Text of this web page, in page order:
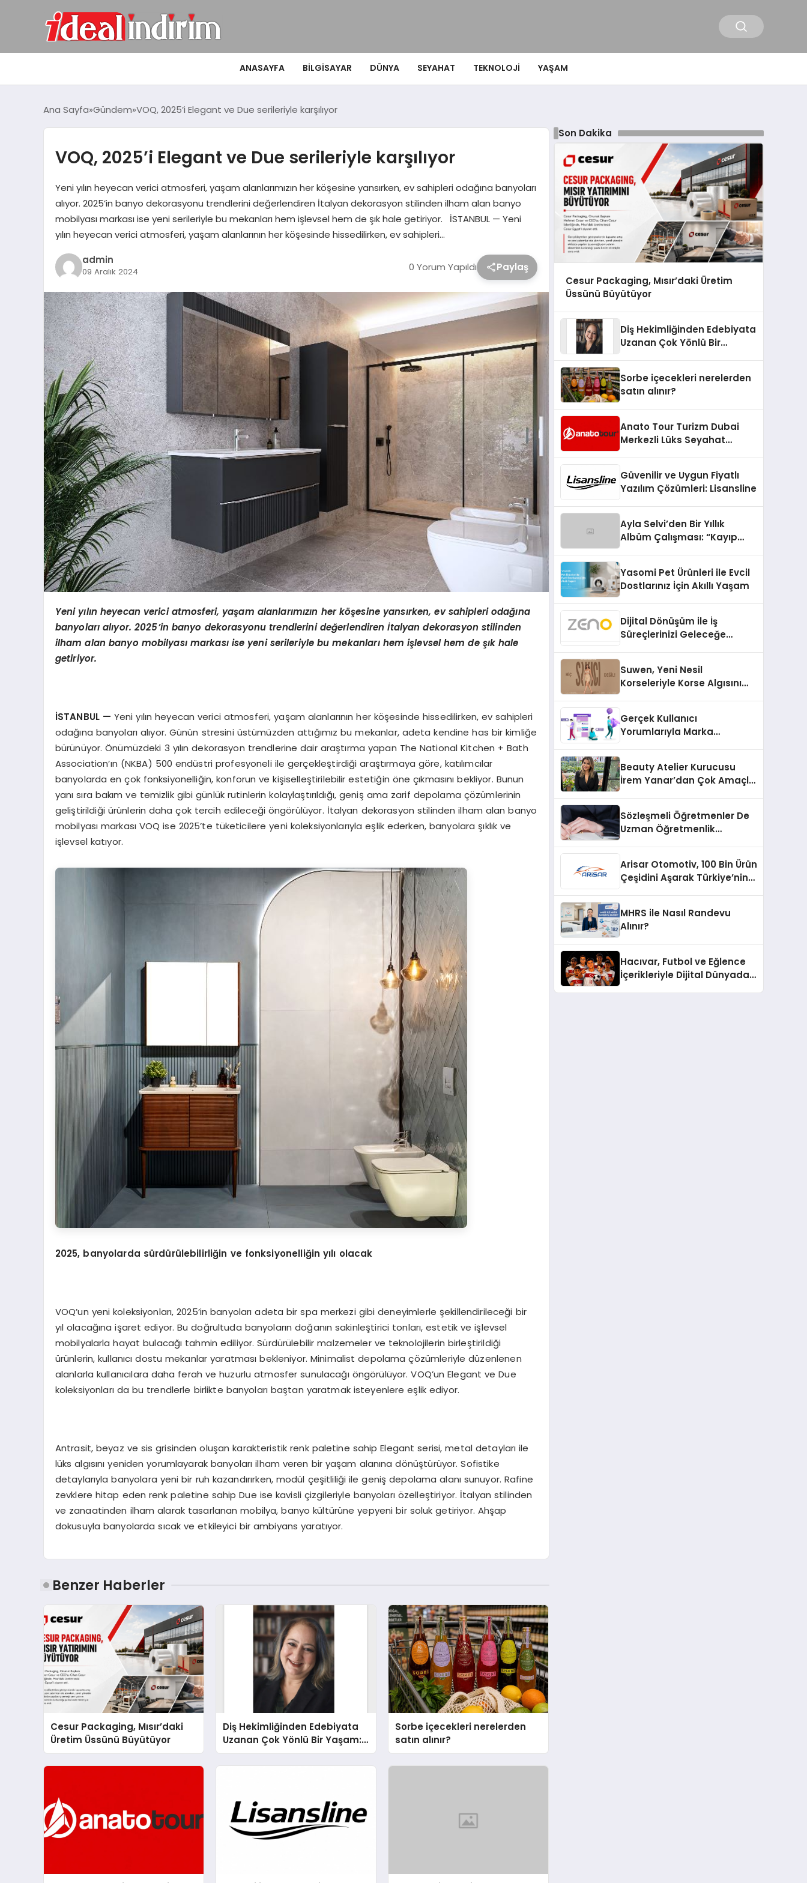
ANASAYFA BILGISAYAR DÜNYA SEYAHAT TEKNOLOJI YAŞAM
Ana Sayfa Gündem VOQ, 2025’i Elegant ve Due serileriyle karşılıyor
VOQ, 2025’i Elegant ve Due serileriyle karşılıyor
Yeni yılın heyecan verici atmosferi, yaşam alanlarımızın her köşesine yansırken, ev sahipleri odağına banyoları
alıyor. 2025’in banyo dekorasyonu trendlerini değerlendiren İtalyan dekorasyon stilinden ilham alan banyo
mobilyası markası ise yeni serileriyle bu mekanları hem işlevsel hem de şık hale getiriyor. İSTANBUL — Yeni
yılın heyecan verici atmosferi, yaşam alanlarının her köşesinde hissedilirken, ev sahipleri…
admin
09 Aralık 2024 0 Yorum Yapıldı Paylaş
Yeni yılın heyecan verici atmosferi, yaşam alanlarımızın her köşesine yansırken, ev sahipleri odağına
banyoları alıyor. 2025’in banyo dekorasyonu trendlerini değerlendiren İtalyan dekorasyon stilinden
ilham alan banyo mobilyası markası ise yeni serileriyle bu mekanları hem işlevsel hem de şık hale
getiriyor.
İSTANBUL — Yeni yılın heyecan verici atmosferi, yaşam alanlarının her köşesinde hissedilirken, ev sahipleri
odağına banyoları alıyor. Günün stresini üstümüzden attığımız bu mekanlar, adeta kendine has bir kimliğe
bürünüyor. Önümüzdeki 3 yılın dekorasyon trendlerine dair araştırma yapan The National Kitchen + Bath
Association’ın (NKBA) 500 endüstri profesyoneli ile gerçekleştirdiği araştırmaya göre, katılımcılar
banyolarda en çok fonksiyonelliğin, konforun ve kişiselleştirilebilir estetiğin öne çıkmasını bekliyor. Bunun
yanı sıra bakım ve temizlik gibi günlük rutinlerin kolaylaştırıldığı, geniş ama zarif depolama çözümlerinin
geliştirildiği ürünlerin daha çok tercih edileceği öngörülüyor. İtalyan dekorasyon stilinden ilham alan banyo
mobilyası markası VOQ ise 2025’te tüketicilere yeni koleksiyonlarıyla eşlik ederken, banyolara şıklık ve
işlevsel katıyor.
2025, banyolarda sürdürülebilirliğin ve fonksiyonelliğin yılı olacak
VOQ’un yeni koleksiyonları, 2025’in banyoları adeta bir spa merkezi gibi deneyimlerle şekillendirileceği bir
yıl olacağına işaret ediyor. Bu doğrultuda banyoların doğanın sakinleştirici tonları, estetik ve işlevsel
mobilyalarla hayat bulacağı tahmin ediliyor. Sürdürülebilir malzemeler ve teknolojilerin birleştirildiği
ürünlerin, kullanıcı dostu mekanlar yaratması bekleniyor. Minimalist depolama çözümleriyle düzenlenen
alanlarla kullanıcılara daha ferah ve huzurlu atmosfer sunulacağı öngörülüyor. VOQ’un Elegant ve Due
koleksiyonları da bu trendlerle birlikte banyoları baştan yaratmak isteyenlere eşlik ediyor.
Antrasit, beyaz ve sis grisinden oluşan karakteristik renk paletine sahip Elegant serisi, metal detayları ile
lüks algısını yeniden yorumlayarak banyoları ilham veren bir yaşam alanına dönüştürüyor. Sofistike
detaylarıyla banyolara yeni bir ruh kazandırırken, modül çeşitliliği ile geniş depolama alanı sunuyor. Rafine
zevklere hitap eden renk paletine sahip Due ise kavisli çizgileriyle banyoları özelleştiriyor. İtalyan stilinden
ve zanaatinden ilham alarak tasarlanan mobilya, banyo kültürüne yepyeni bir soluk getiriyor. Ahşap
dokusuyla banyolarda sıcak ve etkileyici bir ambiyans yaratıyor.
Benzer Haberler
Cesur Packaging, Mısır’daki
Üretim Üssünü Büyütüyor
Diş Hekimliğinden Edebiyata
Uzanan Çok Yönlü Bir Yaşam:
Yeşim Şahin Yaman
Sorbe içecekleri nerelerden
satın alınır?
Son Dakika
Cesur Packaging, Mısır’daki Üretim
Üssünü Büyütüyor
Diş Hekimliğinden Edebiyata
Uzanan Çok Yönlü Bir
Sorbe içecekleri nerelerden
satın alınır?
Anato Tour Turizm Dubai
Merkezli Lüks Seyahat
Güvenilir ve Uygun Fiyatlı
Yazılım Çözümleri: Lisansline
Ayla Selvi’den Bir Yıllık
Albüm Çalışması: “Kayıp
Yasomi Pet Ürünleri ile Evcil
Dostlarınız İçin Akıllı Yaşam
Dijital Dönüşüm ile İş
Süreçlerinizi Geleceğe
Suwen, Yeni Nesil
Korseleriyle Korse Algısını
Gerçek Kullanıcı
Yorumlarıyla Marka
Beauty Atelier Kurucusu
İrem Yanar’dan Çok Amaçlı
Sözleşmeli Öğretmenler De
Uzman Öğretmenlik
Arisar Otomotiv, 100 Bin Ürün
Çeşidini Aşarak Türkiye’nin
Platformlarından Biri Oldu
MHRS ile Nasıl Randevu
Alınır?
Hacıvar, Futbol ve Eğlence
İçerikleriyle Dijital Dünyada